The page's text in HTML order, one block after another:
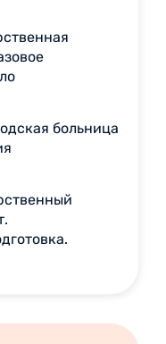
больница